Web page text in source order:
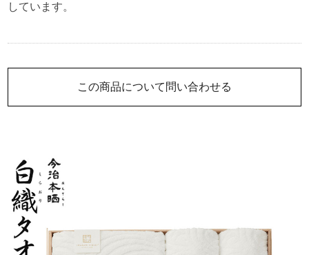
この商品について問い合わせる
しています。